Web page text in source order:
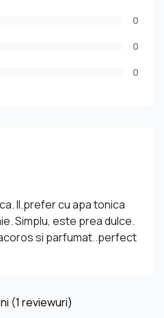
0
0
0
Il.prefer cu apa tonica
Simplu, este prea dulce.
si parfumat..perfect
(1 reviewuri)